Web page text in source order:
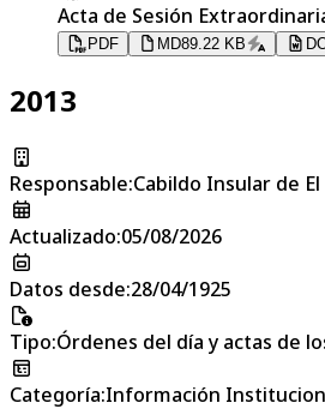
Acta de Sesión
PDF MD89.22 KB
2013
Responsable:Cabildo Insular de
Actualizado:05/08/2026
Datos desde:28/04/1925
Tipo:Órdenes del día y actas de
Categoría:Información